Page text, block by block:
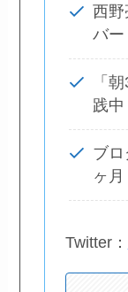
西野
バー
「
践中
ブ
ヶ
Twitter：